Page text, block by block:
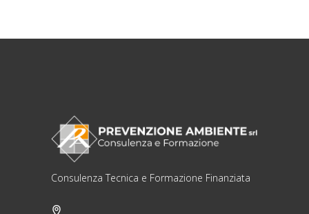
Consulenza Tecnica e Formazione Finanziata